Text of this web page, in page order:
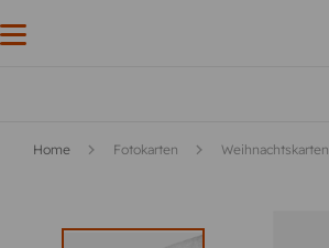
Home Fotokarten Weihnachtskarten